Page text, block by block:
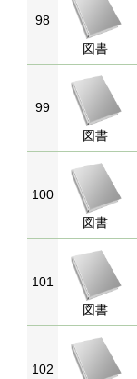
98
図書
99
図書
100
図書
101
図書
102